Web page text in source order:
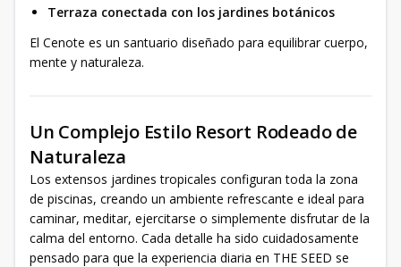
Terraza conectada con los jardines botánicos
El Cenote es un santuario diseñado para equilibrar cuerpo,
mente y naturaleza.
Un Complejo Estilo Resort Rodeado de
Naturaleza
Los extensos jardines tropicales configuran toda la zona
de piscinas, creando un ambiente refrescante e ideal para
caminar, meditar, ejercitarse o simplemente disfrutar de la
calma del entorno. Cada detalle ha sido cuidadosamente
pensado para que la experiencia diaria en THE SEED se